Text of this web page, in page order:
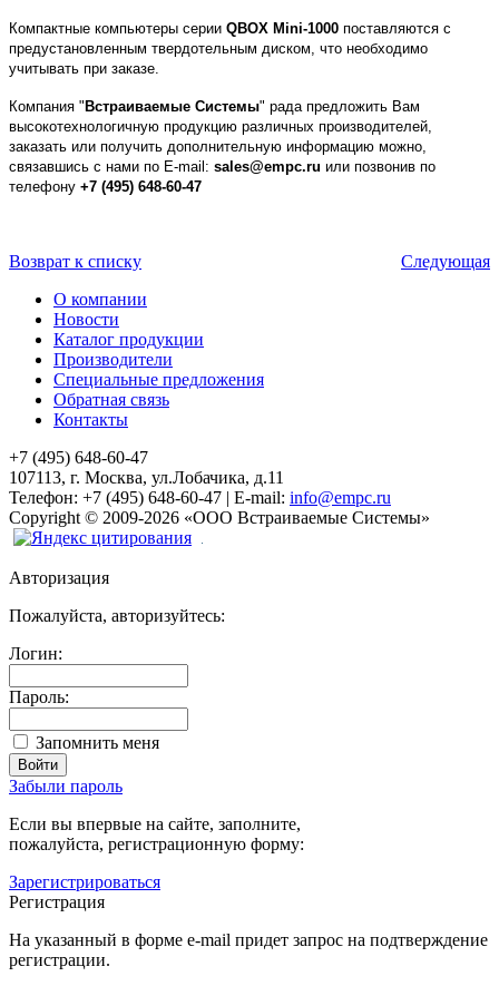
Компактные компьютеры серии QBOX Mini-1000 поставляются с
предустановленным твердотельным диском, что необходимо
учитывать при заказе.
Компания " Встраиваемые Системы" рада предложить Вам
высокотехнологичную продукцию различных производителей,
заказать или получить дополнительную информацию можно,
связавшись с нами по E-mail: sales@empc.ru или позвонив по
телефону +7 (495) 648-60-47
Возврат к списку
Следующая
О компании
Новости
Каталог продукции
Производители
Специальные предложения
Обратная связь
Контакты
+7 (495) 648-60-47
107113, г. Москва, ул.Лобачика, д.11
Телефон: +7 (495) 648-60-47 | E-mail: info@empc.ru
Copyright © 2009-2026 «ООО Встраиваемые Системы»
Авторизация
Пожалуйста, авторизуйтесь:
Логин:
Пароль:
Запомнить меня
Забыли пароль
Если вы впервые на сайте, заполните,
пожалуйста, регистрационную форму:
Зарегистрироваться
Регистрация
На указанный в форме e-mail придет запрос на подтверждение
регистрации.